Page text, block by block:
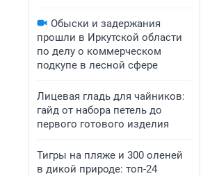
Обыски и задержания
прошли в Иркутской области
по делу о коммерческом
подкупе в лесной сфере
Лицевая гладь для чайников:
гайд от набора петель до
первого готового изделия
Тигры на пляже и 300 оленей
в дикой природе: топ-24